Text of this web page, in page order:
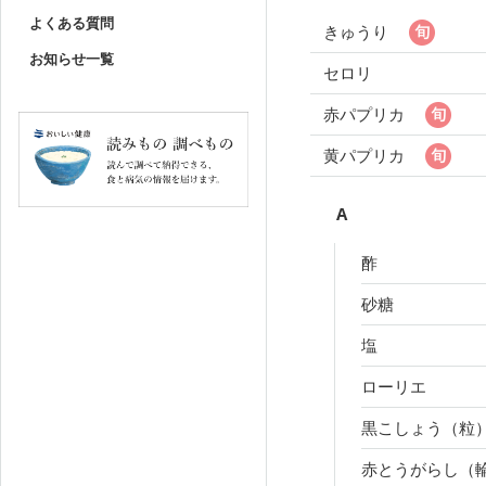
よくある質問
お知らせ一覧
きゅうり
セロリ
赤パプリカ
黄パプリカ
A
酢
砂糖
塩
ローリエ
黒こしょう（粒）
赤とうがらし（